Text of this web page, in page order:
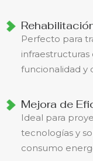
Perfecto para
infraestructuras
funcionalidad y
Mejora de
Ideal para
tecnologías y
consumo